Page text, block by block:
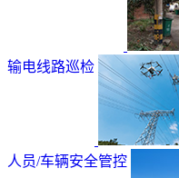
输电线路巡检
人员/车辆安全管控